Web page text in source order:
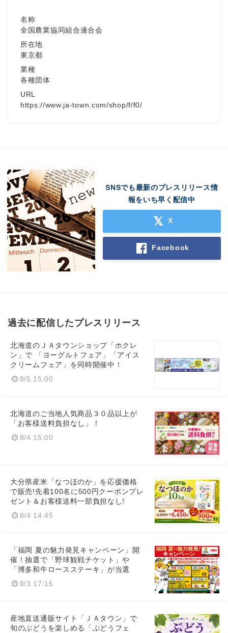
名称
全国農業協同組合連合会
所在地
東京都
業種
各種団体
URL
https://www.ja-town.com/shop/f/f0/
SNSでも最新のプレスリリース情
報をいち早く配信中
X
Facebook
過去に配信したプレスリリース
北海道のＪＡタウンショップ「ホクレ
ン」で 「ヨーグルトフェア」「アイス
クリームフェア」を同時開催中！
8/5 15:00
北海道のご当地人気商品３０品以上が
「お客様送料負担なし」！
8/4 15:00
大分県産米「なつほのか」を応援価格
で販売!先着100名に500円クーポンプレ
ゼント＆お客様送料一部負担なし!
8/4 14:45
「福岡 夏の魅力発見キャンペーン」開
催！抽選で「野球観戦チケット」や
「博多和牛ロースステーキ」が当選
8/3 17:15
産地直送通販サイト「ＪＡタウン」で
旬のぶどうを楽しめる「ぶどうフェ